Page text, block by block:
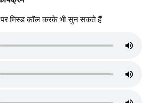
मिस्ड कॉल करके भी सुन सकते हैं